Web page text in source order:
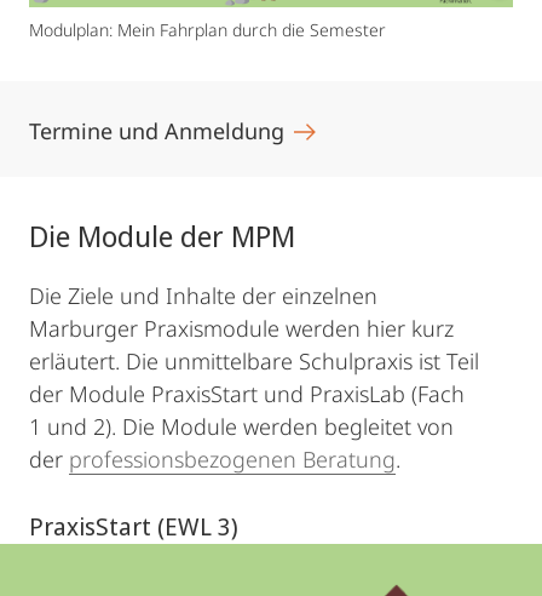
Modulplan: Mein Fahrplan durch die Semester
Termine und Anmeldung
Die Module der MPM
Die Ziele und Inhalte der einzelnen
Marburger Praxismodule werden hier kurz
erläutert. Die unmittelbare Schulpraxis ist Teil
der Module PraxisStart und PraxisLab (Fach
1 und 2). Die Module werden begleitet von
der professionsbezogenen Beratung.
PraxisStart (EWL 3)